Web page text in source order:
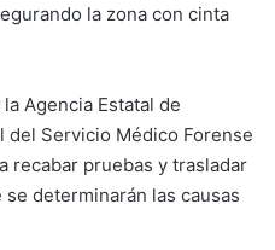
la zona con cinta
Agencia Estatal de
del Servicio Médico Forense
recabar pruebas y trasladar
determinarán las causas